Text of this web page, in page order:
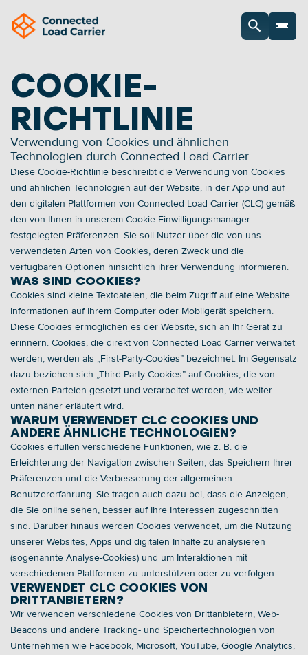
COOKIE-
RICHTLINIE
Verwendung von Cookies und ähnlichen
Technologien durch Connected Load Carrier
Diese Cookie-Richtlinie beschreibt die Verwendung von Cookies
und ähnlichen Technologien auf der Website, in der App und auf
den digitalen Plattformen von Connected Load Carrier (CLC) gemäß
den von Ihnen in unserem Cookie-Einwilligungsmanager
festgelegten Präferenzen. Sie soll Nutzer über die von uns
verwendeten Arten von Cookies, deren Zweck und die
verfügbaren Optionen hinsichtlich ihrer Verwendung informieren.
WAS SIND COOKIES?
Cookies sind kleine Textdateien, die beim Zugriff auf eine Website
Informationen auf Ihrem Computer oder Mobilgerät speichern.
Diese Cookies ermöglichen es der Website, sich an Ihr Gerät zu
erinnern. Cookies, die direkt von Connected Load Carrier verwaltet
werden, werden als „First-Party-Cookies” bezeichnet. Im Gegensatz
dazu beziehen sich „Third-Party-Cookies” auf Cookies, die von
externen Parteien gesetzt und verarbeitet werden, wie weiter
unten näher erläutert wird.
WARUM VERWENDET CLC COOKIES UND
ANDERE ÄHNLICHE TECHNOLOGIEN?
Cookies erfüllen verschiedene Funktionen, wie z. B. die
Erleichterung der Navigation zwischen Seiten, das Speichern Ihrer
Präferenzen und die Verbesserung der allgemeinen
Benutzererfahrung. Sie tragen auch dazu bei, dass die Anzeigen,
die Sie online sehen, besser auf Ihre Interessen zugeschnitten
sind. Darüber hinaus werden Cookies verwendet, um die Nutzung
unserer Websites, Apps und digitalen Inhalte zu analysieren
(sogenannte Analyse-Cookies) und um Interaktionen mit
verschiedenen Plattformen zu unterstützen oder zu verfolgen.
VERWENDET CLC COOKIES VON
DRITTANBIETERN?
Wir verwenden verschiedene Cookies von Drittanbietern, Web-
Beacons und andere Tracking- und Speichertechnologien von
Unternehmen wie Facebook, Microsoft, YouTube, Google Analytics,